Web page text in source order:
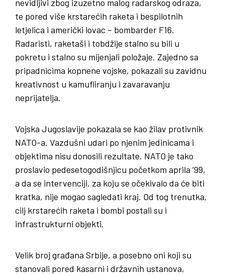
nevidljivi zbog izuzetno malog radarskog odraza,
te pored više krstarećih raketa i bespilotnih
letjelica i američki lovac – bombarder F16.
Radaristi, raketaši i tobdžije stalno su bili u
pokretu i stalno su mijenjali položaje. Zajedno sa
pripadnicima kopnene vojske, pokazali su zavidnu
kreativnost u kamufliranju i zavaravanju
neprijatelja.
Vojska Jugoslavije pokazala se kao žilav protivnik
NATO-a. Vazdušni udari po njenim jedinicama i
objektima nisu donosili rezultate. NATO je tako
proslavio pedesetogodišnjicu početkom aprila ‘99,
a da se intervenciji, za koju se očekivalo da će biti
kratka, nije mogao sagledati kraj. Od tog trenutka,
cilj krstarećih raketa i bombi postali su i
infrastrukturni objekti.
Velik broj građana Srbije, a posebno oni koji su
stanovali pored kasarni i državnih ustanova,